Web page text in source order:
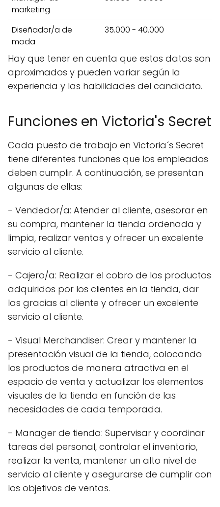
marketing
Diseñador/a de
moda
35.000 - 40.000
Hay que tener en cuenta que estos datos son
aproximados y pueden variar según la
experiencia y las habilidades del candidato.
Funciones en Victoria's Secret
Cada puesto de trabajo en Victoria´s Secret
tiene diferentes funciones que los empleados
deben cumplir. A continuación, se presentan
algunas de ellas:
- Vendedor/a: Atender al cliente, asesorar en
su compra, mantener la tienda ordenada y
limpia, realizar ventas y ofrecer un excelente
servicio al cliente.
- Cajero/a: Realizar el cobro de los productos
adquiridos por los clientes en la tienda, dar
las gracias al cliente y ofrecer un excelente
servicio al cliente.
- Visual Merchandiser: Crear y mantener la
presentación visual de la tienda, colocando
los productos de manera atractiva en el
espacio de venta y actualizar los elementos
visuales de la tienda en función de las
necesidades de cada temporada.
- Manager de tienda: Supervisar y coordinar
tareas del personal, controlar el inventario,
realizar la venta, mantener un alto nivel de
servicio al cliente y asegurarse de cumplir con
los objetivos de ventas.